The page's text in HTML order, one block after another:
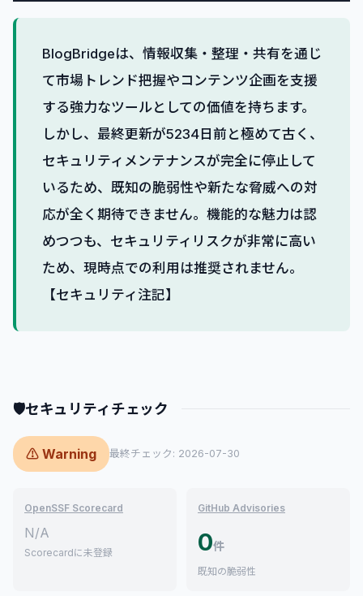
BlogBridgeは、情報収集・整理・共有を通じ
て市場トレンド把握やコンテンツ企画を支援
する強力なツールとしての価値を持ちます。
しかし、最終更新が5234日前と極めて古く、
セキュリティメンテナンスが完全に停止して
いるため、既知の脆弱性や新たな脅威への対
応が全く期待できません。機能的な魅力は認
めつつも、セキュリティリスクが非常に高い
ため、現時点での利用は推奨されません。
【セキュリティ注記】
🛡セキュリティチェック
⚠ Warning 最終チェック: 2026-07-30
OpenSSF Scorecard
N/A
Scorecardに未登録
GitHub Advisories
0件
既知の脆弱性